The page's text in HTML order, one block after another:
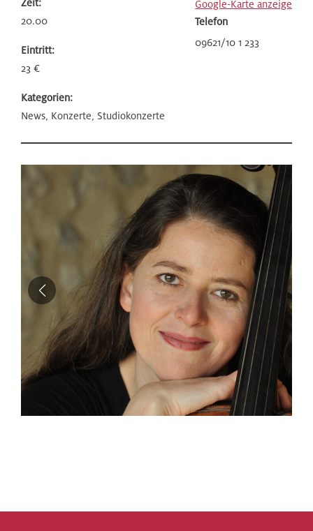
20.00
Eintritt:
23 €
Kategorien:
News, Konzerte, Studiokonzerte
Google-Karte anzeigen
Telefon
09621/10 1 233